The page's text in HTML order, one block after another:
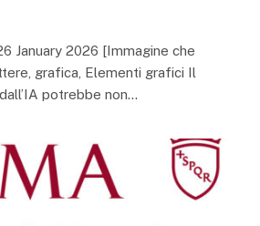
January 2026 [Immagine che
grafica, Elementi grafici Il
potrebbe non…